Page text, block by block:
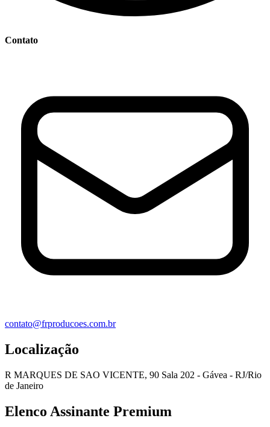
Contato
contato@frproducoes.com.br
Localização
R MARQUES DE SAO VICENTE, 90 Sala 202 - Gávea - RJ/Rio
de Janeiro
Elenco Assinante Premium